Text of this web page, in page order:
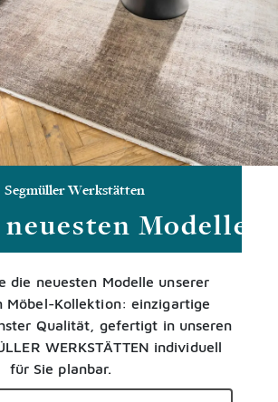
Segmüller Werkstätten
Modelle
die neuesten Modelle unserer
Möbel-Kollektion: einzigartige
Qualität, gefertigt in unseren
WERKSTÄTTEN individuell
für Sie planbar.